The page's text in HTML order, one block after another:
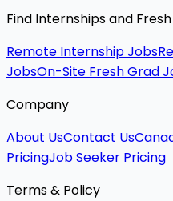
Find Internships and
Remote Internship Jobs
JobsOn-Site Fresh Grad
Company
About UsContact Us
PricingJob Seeker Pricing
Terms & Policy